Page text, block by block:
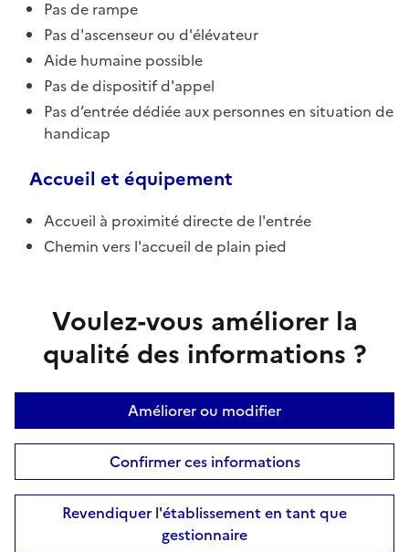
Pas de rampe
Pas d'ascenseur ou d'élévateur
Aide humaine possible
Pas de dispositif d'appel
Pas d’entrée dédiée aux personnes en situation de
handicap
Accueil et équipement
Accueil à proximité directe de l'entrée
Chemin vers l'accueil de plain pied
Voulez-vous améliorer la
qualité des informations ?
Améliorer ou modifier
Confirmer ces informations
Revendiquer l'établissement en tant que
gestionnaire